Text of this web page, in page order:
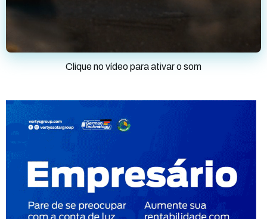
Clique no vídeo para ativar o som